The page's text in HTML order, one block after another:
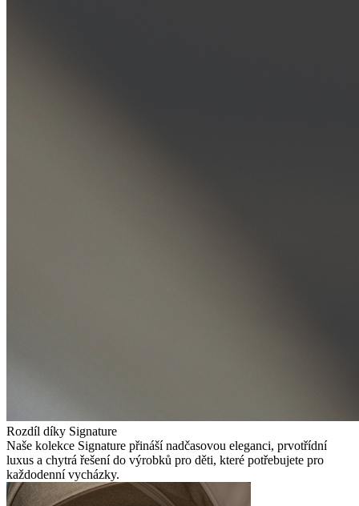
Rozdíl díky Signature
Naše kolekce Signature přináší nadčasovou eleganci, prvotřídní
luxus a chytrá řešení do výrobků pro děti, které potřebujete pro
každodenní vycházky.